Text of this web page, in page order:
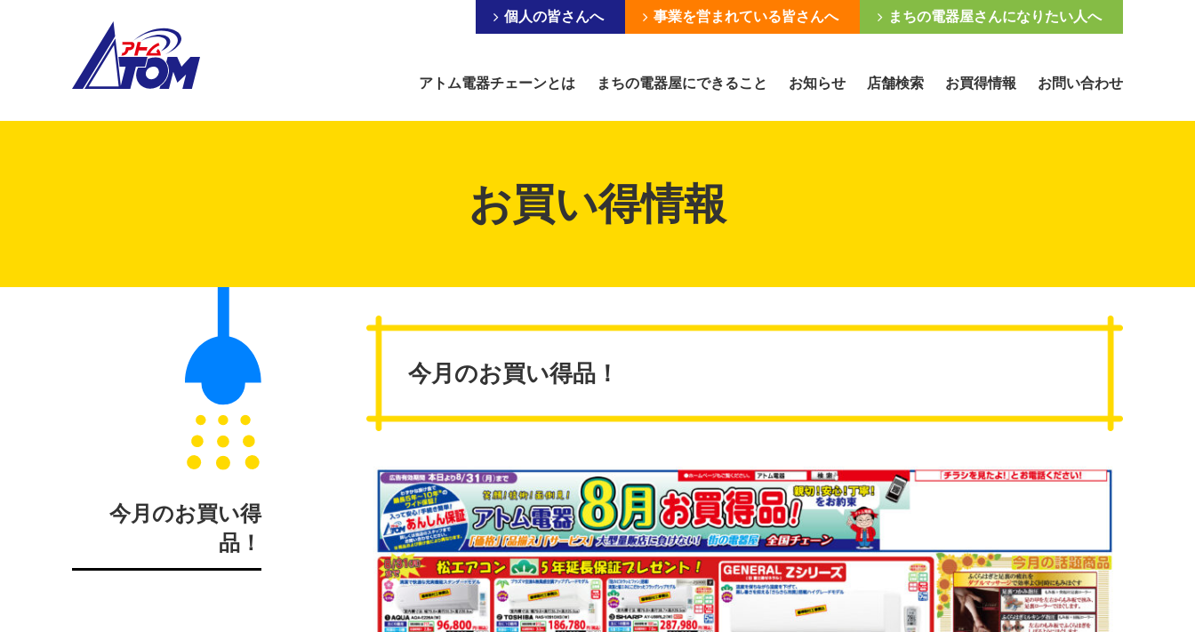
アトム電器チェーンとは まちの電器屋にできること お知らせ 店舗検索 お買得情報 お問い合わせ
個人の皆さんへ 事業を営まれている皆さんへ まちの電器屋さんになりたい人へ
お買い得情報
今月のお買い得
品！
今月のお買い得品！